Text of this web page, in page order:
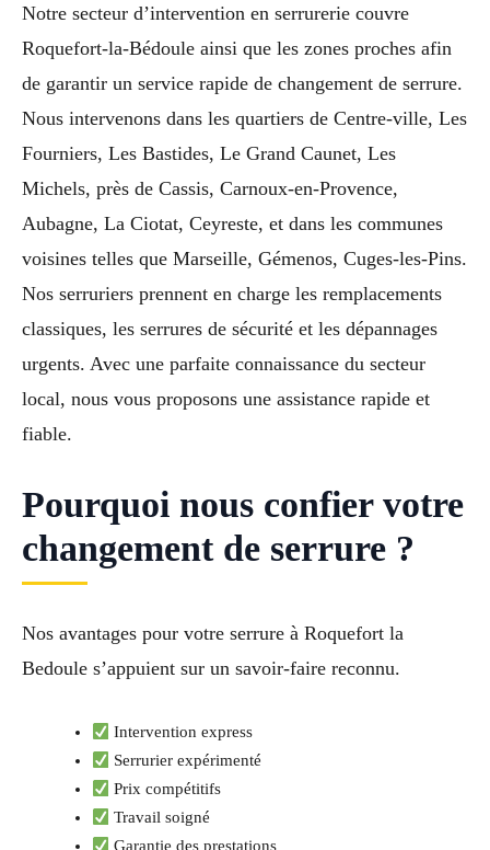
Notre secteur d’intervention en serrurerie couvre
Roquefort-la-Bédoule ainsi que les zones proches afin
de garantir un service rapide de changement de serrure.
Nous intervenons dans les quartiers de Centre-ville, Les
Fourniers, Les Bastides, Le Grand Caunet, Les
Michels, près de Cassis, Carnoux-en-Provence,
Aubagne, La Ciotat, Ceyreste, et dans les communes
voisines telles que Marseille, Gémenos, Cuges-les-Pins.
Nos serruriers prennent en charge les remplacements
classiques, les serrures de sécurité et les dépannages
urgents. Avec une parfaite connaissance du secteur
local, nous vous proposons une assistance rapide et
fiable.
Pourquoi nous confier votre
changement de serrure ?
Nos avantages pour votre serrure à Roquefort la
Bedoule s’appuient sur un savoir-faire reconnu.
Intervention express
Serrurier expérimenté
Prix compétitifs
Travail soigné
Garantie des prestations